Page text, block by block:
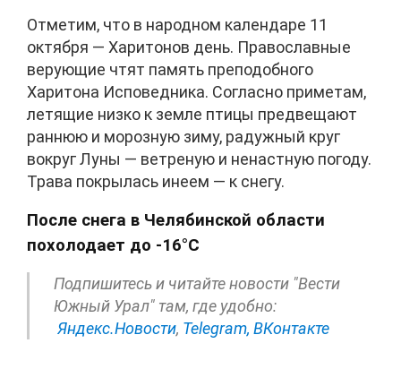
Отметим, что в народном календаре 11
октября — Харитонов день. Православные
верующие чтят память преподобного
Харитона Исповедника. Согласно приметам,
летящие низко к земле птицы предвещают
раннюю и морозную зиму, радужный круг
вокруг Луны — ветреную и ненастную погоду.
Трава покрылась инеем — к снегу.
После снега в Челябинской области
похолодает до -16°C
Подпишитесь и читайте новости "Вести
Южный Урал" там, где удобно:
Яндекс.Новости, Telegram, ВКонтакте